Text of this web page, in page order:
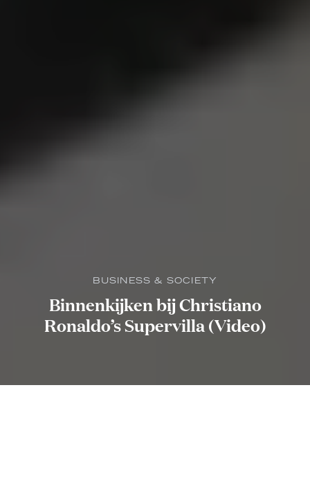
BUSINESS & SOCIETY
Binnenkijken bij Christiano
Ronaldo’s Supervilla (Video)